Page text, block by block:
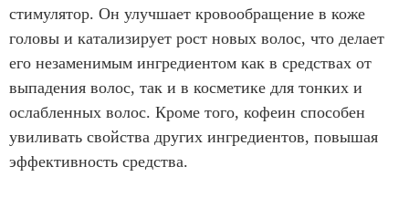
стимулятор. Он улучшает кровообращение в коже
головы и катализирует рост новых волос, что делает
его незаменимым ингредиентом как в средствах от
выпадения волос, так и в косметике для тонких и
ослабленных волос. Кроме того, кофеин способен
увиливать свойства других ингредиентов, повышая
эффективность средства.